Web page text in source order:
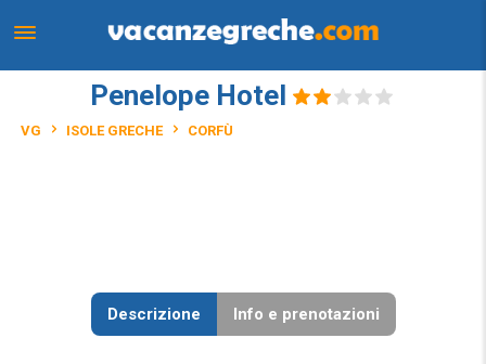
Penelope Hotel
VG ISOLE GRECHE CORFÙ
Descrizione Info e prenotazioni